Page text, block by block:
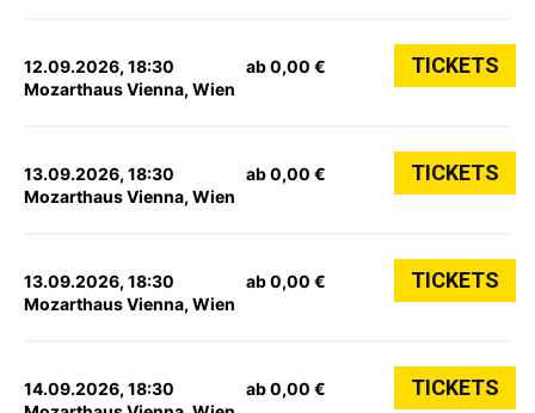
12.09.2026, 18:30
Mozarthaus Vienna, Wien
ab 0,00 € TICKETS
13.09.2026, 18:30
Mozarthaus Vienna, Wien
ab 0,00 € TICKETS
13.09.2026, 18:30
Mozarthaus Vienna, Wien
ab 0,00 € TICKETS
14.09.2026, 18:30
ab 0,00 € TICKETS